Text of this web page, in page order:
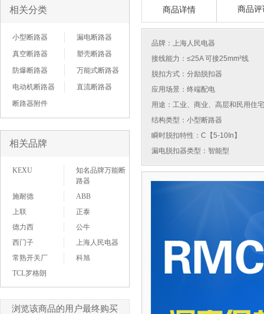
相关分类
小型断路器
漏电断路器
真空断路器
塑壳断路器
防爆断路器
万能式断路器
电动机断路器
直流断路器
断路器附件
相关品牌
KEXU
知名品牌万能断
路器
施耐德
ABB
上联
正泰
德力西
公牛
西门子
上海人民电器
常熟开关厂
科旭
TCL罗格朗
浏览该商品的用户最终购买
商品详情 商品评
品牌： 上海人民电器
接线能力：≤25A 可接25mm²线
脱扣方式：分励脱扣器
应用场景：终端配电
用途：工业、商业、高层和民用住
结构类型：小型断路器
瞬时脱扣特性：C【5-10In】
漏电脱扣器类型：智能型